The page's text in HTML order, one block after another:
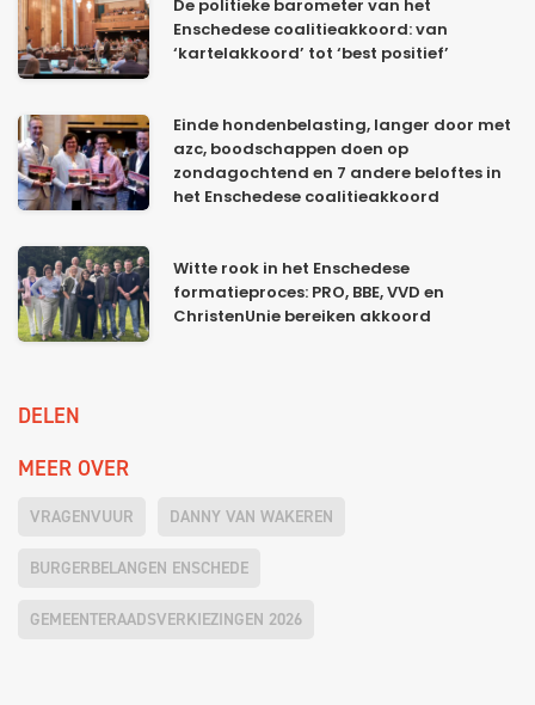
De politieke barometer van het
Enschedese coalitieakkoord: van
‘kartelakkoord’ tot ‘best positief’
Einde hondenbelasting, langer door met
azc, boodschappen doen op
zondagochtend en 7 andere beloftes in
het Enschedese coalitieakkoord
Witte rook in het Enschedese
formatieproces: PRO, BBE, VVD en
ChristenUnie bereiken akkoord
DELEN
MEER OVER
VRAGENVUUR DANNY VAN WAKEREN
BURGERBELANGEN ENSCHEDE
GEMEENTERAADSVERKIEZINGEN 2026